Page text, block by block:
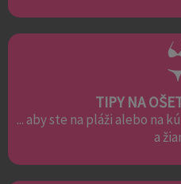
TIPY NA
... aby ste na pláži alebo na
a